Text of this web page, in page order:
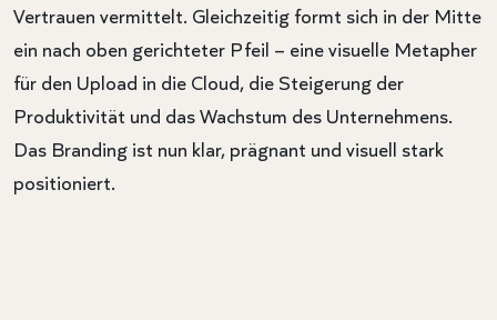
Vertrauen vermittelt. Gleichzeitig formt sich in der Mitte
ein nach oben gerichteter Pfeil – eine visuelle Metapher
für den Upload in die Cloud, die Steigerung der
Produktivität und das Wachstum des Unternehmens.
Das Branding ist nun klar, prägnant und visuell stark
positioniert.